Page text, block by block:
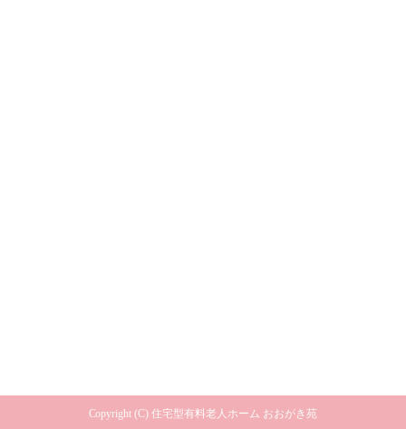
Copyright (C) 住宅型有料老人ホーム おおがき苑